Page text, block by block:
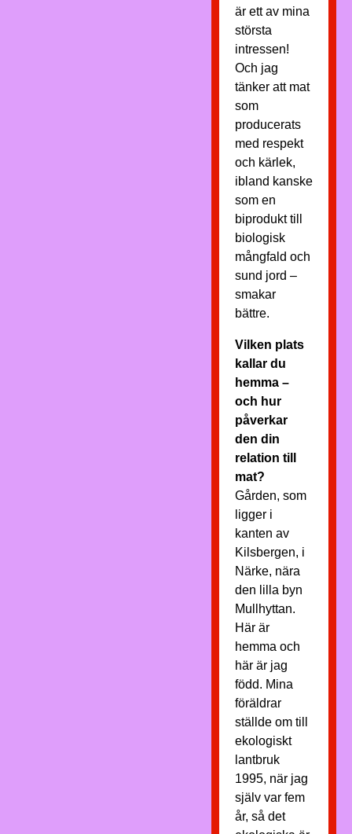
är ett av mina
största
intressen!
Och jag
tänker att mat
som
producerats
med respekt
och kärlek,
ibland kanske
som en
biprodukt till
biologisk
mångfald och
sund jord –
smakar
bättre.
Vilken plats
kallar du
hemma –
och hur
påverkar
den din
relation till
mat?
Gården, som
ligger i
kanten av
Kilsbergen, i
Närke, nära
den lilla byn
Mullhyttan.
Här är
hemma och
här är jag
född. Mina
föräldrar
ställde om till
ekologiskt
lantbruk
1995, när jag
själv var fem
år, så det